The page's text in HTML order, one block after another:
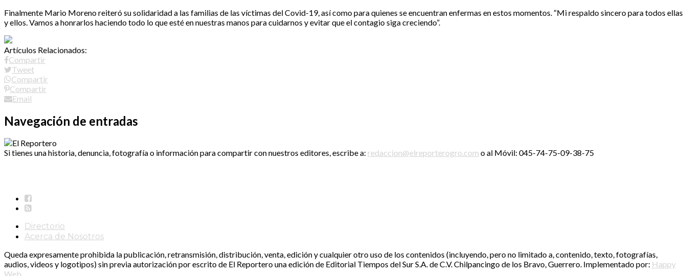
Finalmente Mario Moreno reiteró su solidaridad a las familias de las víctimas del Covid-19, así como para quienes se encuentran enfermas en estos momentos. “Mi respaldo sincero para todos ellas
y ellos. Vamos a honrarlos haciendo todo lo que esté en nuestras manos para cuidarnos y evitar que el contagio siga creciendo”.
Artículos Relacionados:
Compartir
Tweet
Compartir
Compartir
Email
Navegación de entradas
Si tienes una historia, denuncia, fotografía o información para compartir con nuestros editores, escribe a: redaccion@elreporterogro.com o al Móvil: 045-74-75-09-38-75
Directorio
Acerca de Nosotros
Queda expresamente prohibida la publicación, retransmisión, distribución, venta, edición y cualquier otro uso de los contenidos (incluyendo, pero no limitado a, contenido, texto, fotografías,
audios, videos y logotipos) sin previa autorización por escrito de El Reportero una edición de Editorial Tiempos del Sur S.A. de C.V. Chilpancingo de los Bravo, Guerrero. Implementado por: Happy
Web